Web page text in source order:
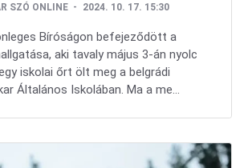
SZÓ ONLINE 2024. 10. 17. 15:30
Bíróságon befejeződött a
aki tavaly május 3-án nyolc
iskolai őrt ölt meg a belgrádi
Általános Iskolában. Ma a me...